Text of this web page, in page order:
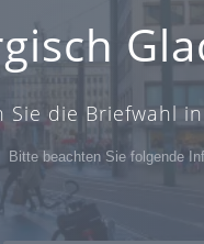
Sie die Briefwahl
Bitte beachten Sie folgende